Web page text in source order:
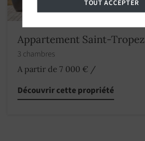
Appartement Saint-Tropez
3 chambres
A partir de 7 000 € /
Découvrir cette propriété
TOUT ACCEPTER